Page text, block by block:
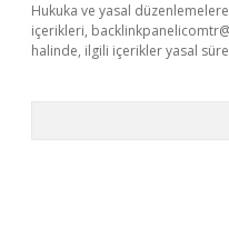
Hukuka ve yasal
içerikleri,
halinde, ilgili içerikler yasal